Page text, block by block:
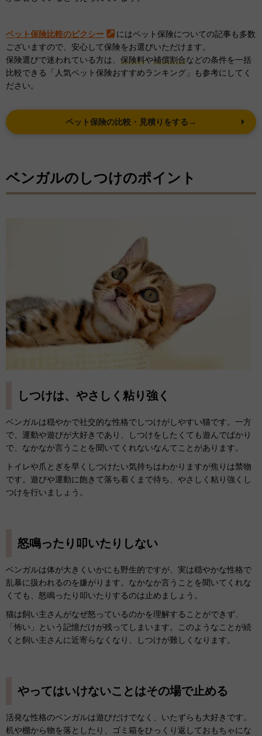
ペット保険比較のピクシー
にはペット保険についての記事も多数
ございますので、安心して保険をお選びいただけます。
保険選びで迷われている方は、 保険料や補償割合などの条件を一括
比較できる「人気ペット保険おすすめランキング」も参考にしてく
ださい。
ペット保険の比較・見積りをする→
ベンガルのしつけのポイント
しつけは、やさしく粘り強く
ベンガルは穏やかで社交的な性格でしつけがしやすい猫です。一方
で、運動や遊びが大好きであり、しつけをしたくても遊んでばかり
で、なかなか言うことを聞いてくれないなんてことがあります。
トイレや爪とぎを早くしつけたい気持ちはわかりますが焦りは禁物
です。遊びや運動に飽きて落ち着くまで待ち、やさしく粘り強くし
つけを行いましょう。
怒鳴ったり叩いたりしない
ベンガルは体が大きくいかにも野生的ですが、実は穏やかな性格で
乱暴に扱われるのを嫌がります。なかなか言うことを聞いてくれな
くても、怒鳴ったり叩いたりするのは止めましょう。
猫は飼い主さんがなぜ怒っているのかを理解することができず、
「怖い」という記憶だけが残ってしまいます。このようなことが続
くと飼い主さんに近寄らなくなり、しつけが難しくなります。
やってはいけないことはその場で止める
活発な性格のベンガルは遊びだけでなく、いたずらも大好きです。
机や棚から物を落としたり、ゴミ箱をひっくり返しておもちゃにな